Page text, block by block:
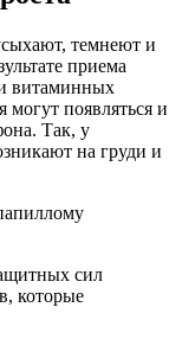
темнеют и
приема
витаминных
могут появляться и
Так, у
на груди и
сил
которые